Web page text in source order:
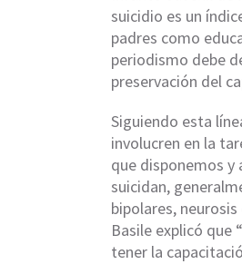
suicidio es un
padres como
periodismo debe
preservación del
Siguiendo esta
involucren en la
que disponemos y
suicidan,
bipolares,
Basile explicó que
tener la